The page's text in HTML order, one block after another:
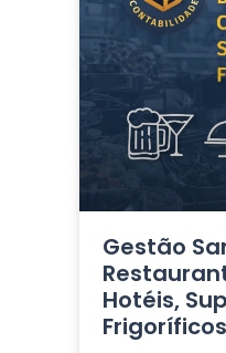
Gestão
Hotéis,